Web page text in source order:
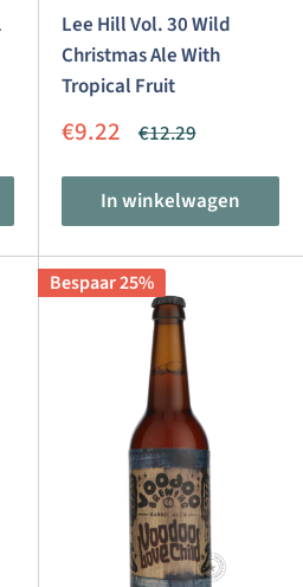
Lee Hill Vol. 30 Wild
Christmas Ale With
Tropical Fruit
Aanbiedingsprijs
€9.22 Normale
€12.29
In winkelwagen
Bespaar 25%